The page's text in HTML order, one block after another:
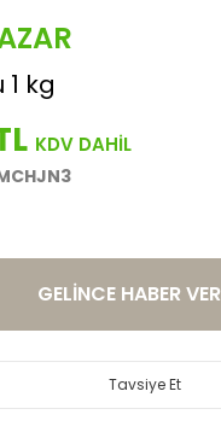
1 kg
GELİNCE HABER VER
Tavsiye Et